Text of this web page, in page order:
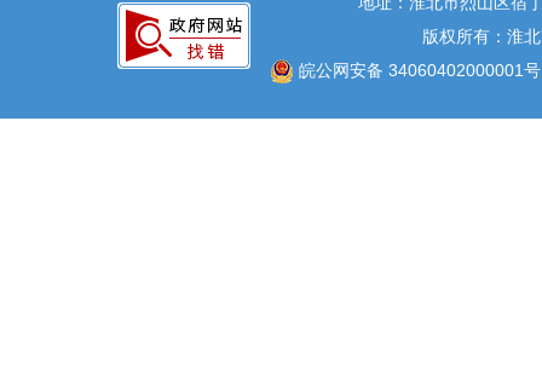
版权所有：淮
皖公网安备 34060402000001号